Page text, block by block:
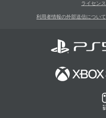
ライセンス
利用者情報の外部送信について